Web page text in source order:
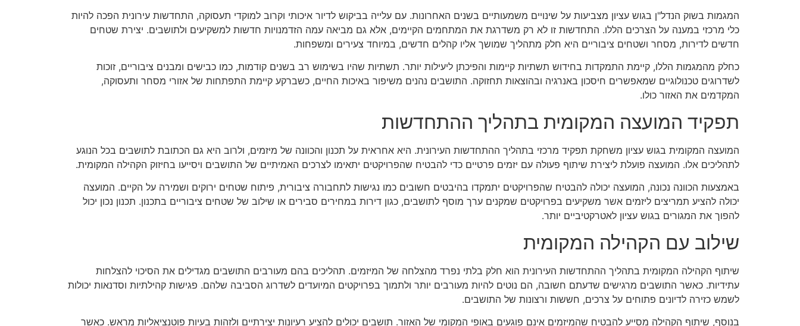
המגמות בשוק הנדל"ן בגוש עציון מצביעות על שינויים משמעותיים בשנים האחרונות. עם עלייה בביקוש לדיור איכותי וקרוב למוקדי תעסוקה, התחדשות עירונית הפכה להיות
כלי מרכזי במענה על הצרכים הללו. התחדשות זו לא רק משדרגת את המתחמים הקיימים, אלא גם מביאה עמה הזדמנויות חדשות למשקיעים ולתושבים. יצירת שטחים
חדשים לדירות, מסחר ושטחים ציבוריים היא חלק מתהליך שמושך אליו קהלים חדשים, במיוחד צעירים ומשפחות.
כחלק מהמגמות הללו, קיימת התמקדות בחידוש תשתיות קיימות והפיכתן ליעילות יותר. תשתיות שהיו בשימוש רב בשנים קודמות, כמו כבישים ומבנים ציבוריים, זוכות
לשדרוגים טכנולוגיים שמאפשרים חיסכון באנרגיה ובהוצאות תחזוקה. התושבים נהנים משיפור באיכות החיים, כשברקע קיימת התפתחות של אזורי מסחר ותעסוקה,
המקדמים את האזור כולו.
תפקיד המועצה המקומית בתהליך ההתחדשות
המועצה המקומית בגוש עציון משחקת תפקיד מרכזי בתהליך ההתחדשות העירונית. היא אחראית על תכנון והכוונה של מיזמים, ולרוב היא גם הכתובת לתושבים בכל הנוגע
לתהליכים אלו. המועצה פועלת ליצירת שיתוף פעולה עם יזמים פרטיים כדי להבטיח שהפרויקטים יתאימו לצרכים האמיתיים של התושבים ויסייעו בחיזוק הקהילה המקומית.
באמצעות הכוונה נכונה, המועצה יכולה להבטיח שהפרויקטים יתמקדו בהיבטים חשובים כמו נגישות לתחבורה ציבורית, פיתוח שטחים ירוקים ושמירה על הקיים. המועצה
יכולה להציע תמריצים ליזמים אשר משקיעים בפרויקטים שמקנים ערך מוסף לתושבים, כגון דירות במחירים סבירים או שילוב של שטחים ציבוריים בתכנון. תכנון נכון יכול
להפוך את המגורים בגוש עציון לאטרקטיביים יותר.
שילוב עם הקהילה המקומית
שיתוף הקהילה המקומית בתהליך ההתחדשות העירונית הוא חלק בלתי נפרד מהצלחה של המיזמים. תהליכים בהם מעורבים התושבים מגדילים את הסיכוי להצלחות
עתידיות. כאשר התושבים מרגישים שדעתם חשובה, הם נוטים להיות מעורבים יותר ולתמוך בפרויקטים המיועדים לשדרוג הסביבה שלהם. פגישות קהילתיות וסדנאות יכולות
לשמש כזירה לדיונים פתוחים על צרכים, חששות ורצונות של התושבים.
בנוסף, שיתוף הקהילה מסייע להבטיח שהמיזמים אינם פוגעים באופי המקומי של האזור. תושבים יכולים להציע רעיונות יצירתיים ולזהות בעיות פוטנציאליות מראש. כאשר